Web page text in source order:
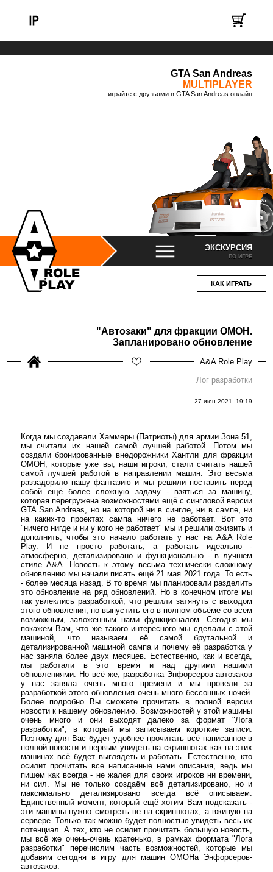
GTA San Andreas
MULTIPLAYER
играйте с друзьями в GTA San Andreas онлайн
ЭКСКУРСИЯ
ПО ИГРЕ
КАК ИГРАТЬ
"Автозаки" для фракции ОМОН.
Запланировано обновление
A&A Role Play
Лог разработки
27 июн 2021, 19:19
Когда мы создавали Хаммеры (Патриоты) для армии Зона 51,
мы считали их нашей самой лучшей работой. Потом мы
создали бронированные внедорожники Хантли для фракции
ОМОН, которые уже вы, наши игроки, стали считать нашей
самой лучшей работой в направлении машин. Это весьма
раззадорило нашу фантазию и мы решили поставить перед
собой ещё более сложную задачу - взяться за машину,
которая перегружена возможностями ещё с сингловой версии
GTA San Andreas, но на которой ни в сингле, ни в сампе, ни
на каких-то проектах сампа ничего не работает. Вот это
"ничего нигде и ни у кого не работает" мы и решили оживить и
дополнить, чтобы это начало работать у нас на A&A Role
Play. И не просто работать, а работать идеально -
атмосферно, детализировано и функционально - в лучшем
стиле A&A. Новость к этому весьма технически сложному
обновлению мы начали писать ещё 21 мая 2021 года. То есть
- более месяца назад. В то время мы планировали разделить
это обновление на ряд обновлений. Но в конечном итоге мы
так увлеклись разработкой, что решили затянуть с выходом
этого обновления, но выпустить его в полном объёме со всем
возможным, заложенным нами функционалом. Сегодня мы
покажем Вам, что же такого интересного мы сделали с этой
машиной, что называем её самой брутальной и
детализированной машиной сампа и почему её разработка у
нас заняла более двух месяцев. Естественно, как и всегда,
мы работали в это время и над другими нашими
обновлениями. Но всё же, разработка Энфорсеров-автозаков
у нас заняла очень много времени и мы провели за
разработкой этого обновления очень много бессонных ночей.
Более подробно Вы сможете прочитать в полной версии
новости к нашему обновлению. Возможностей у этой машины
очень много и они выходят далеко за формат "Лога
разработки", в который мы записываем короткие записи.
Поэтому для Вас будет удобнее прочитать всё написанное в
полной новости и первым увидеть на скриншотах как на этих
машинах всё будет выглядеть и работать. Естественно, кто
осилит прочитать все написанные нами описания, ведь мы
пишем как всегда - не жалея для своих игроков ни времени,
ни сил. Мы не только создаём всё детализировано, но и
максимально детализировано всегда всё описываем.
Единственный момент, который ещё хотим Вам подсказать -
эти машины нужно смотреть не на скриншотах, а вживую на
сервере. Только так можно будет полностью увидеть весь их
потенциал. А тех, кто не осилит прочитать большую новость,
мы всё же очень-очень кратенько, в рамках формата "Лога
разработки" перечислим часть возможностей, которые мы
добавим сегодня в игру для машин ОМОНа Энфорсеров-
автозаков: